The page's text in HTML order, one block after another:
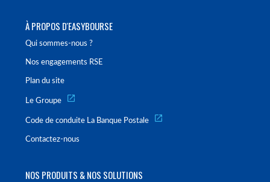
À PROPOS D'EASYBOURSE
Qui sommes-nous ?
Nos engagements RSE
Plan du site
Le Groupe
Code de conduite La Banque Postale
Contactez-nous
NOS PRODUITS & NOS SOLUTIONS